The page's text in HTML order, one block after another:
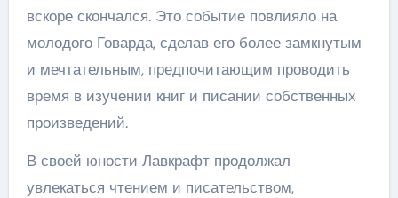
вскоре скончался. Это событие повлияло на
молодого Говарда, сделав его более замкнутым
и мечтательным, предпочитающим проводить
время в изучении книг и писании собственных
произведений.
В своей юности Лавкрафт продолжал
увлекаться чтением и писательством,